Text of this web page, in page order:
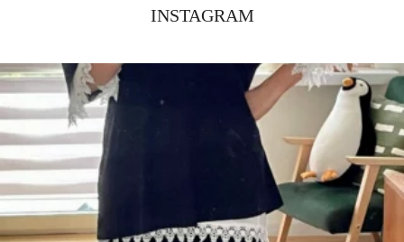
INSTAGRAM